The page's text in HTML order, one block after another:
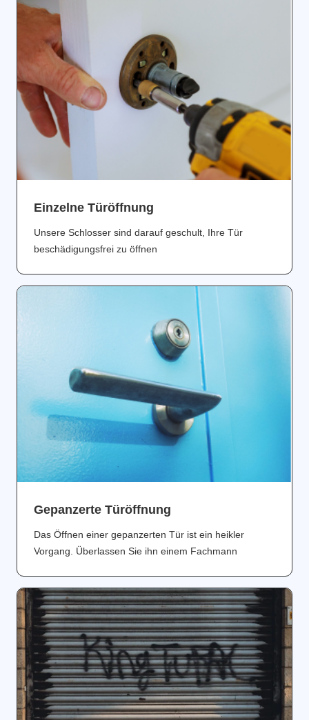
Einzelne Türöffnung
Unsere Schlosser sind darauf geschult, Ihre Tür
beschädigungsfrei zu öffnen
Gepanzerte Türöffnung
Das Öffnen einer gepanzerten Tür ist ein heikler
Vorgang. Überlassen Sie ihn einem Fachmann